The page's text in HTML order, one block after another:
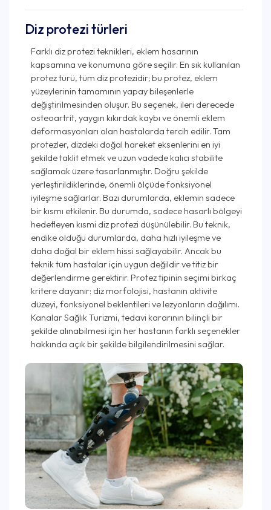
Diz protezi türleri
Farklı diz protezi teknikleri, eklem hasarının
kapsamına ve konumuna göre seçilir. En sık kullanılan
protez türü, tüm diz protezidir; bu protez, eklem
yüzeylerinin tamamının yapay bileşenlerle
değiştirilmesinden oluşur. Bu seçenek, ileri derecede
osteoartrit, yaygın kıkırdak kaybı ve önemli eklem
deformasyonları olan hastalarda tercih edilir. Tam
protezler, dizdeki doğal hareket eksenlerini en iyi
şekilde taklit etmek ve uzun vadede kalıcı stabilite
sağlamak üzere tasarlanmıştır. Doğru şekilde
yerleştirildiklerinde, önemli ölçüde fonksiyonel
iyileşme sağlarlar. Bazı durumlarda, eklemin sadece
bir kısmı etkilenir. Bu durumda, sadece hasarlı bölgeyi
hedefleyen kısmi diz protezi düşünülebilir. Bu teknik,
endike olduğu durumlarda, daha hızlı iyileşme ve
daha doğal bir eklem hissi sağlayabilir. Ancak bu
teknik tüm hastalar için uygun değildir ve titiz bir
değerlendirme gerektirir. Protez tipinin seçimi birkaç
kritere dayanır: diz morfolojisi, hastanın aktivite
düzeyi, fonksiyonel beklentileri ve lezyonların dağılımı.
Kanalar Sağlık Turizmi, tedavi kararının bilinçli bir
şekilde alınabilmesi için her hastanın farklı seçenekler
hakkında açık bir şekilde bilgilendirilmesini sağlar.